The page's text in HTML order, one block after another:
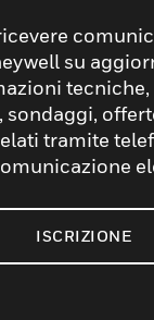
su
tecniche,
sondaggi,
tramite
ISCRIZIONE